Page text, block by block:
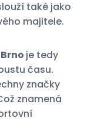
také jako
majitele.
je tedy
času.
značky
znamená